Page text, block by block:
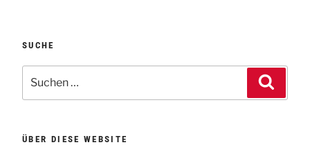
SUCHE
nach:
ÜBER DIESE WEBSITE